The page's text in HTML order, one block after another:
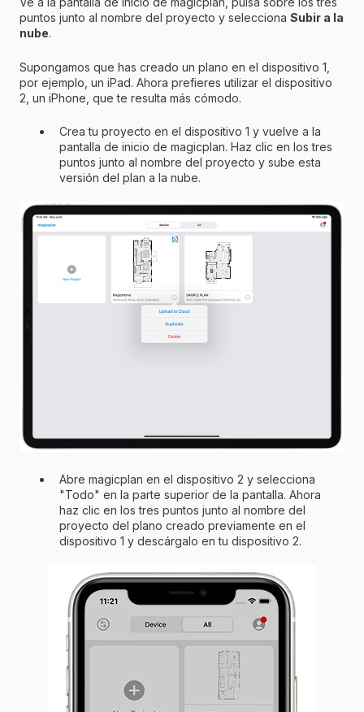
puntos junto al nombre del proyecto y selecciona Subir a la
nube.
Supongamos que has creado un plano en el dispositivo 1,
por ejemplo, un iPad. Ahora prefieres utilizar el dispositivo
2, un iPhone, que te resulta más cómodo.
Crea tu proyecto en el dispositivo 1 y vuelve a la
pantalla de inicio de magicplan. Haz clic en los tres
puntos junto al nombre del proyecto y sube esta
versión del plan a la nube.
Abre magicplan en el dispositivo 2 y selecciona
"Todo" en la parte superior de la pantalla. Ahora
haz clic en los tres puntos junto al nombre del
proyecto del plano creado previamente en el
dispositivo 1 y descárgalo en tu dispositivo 2.